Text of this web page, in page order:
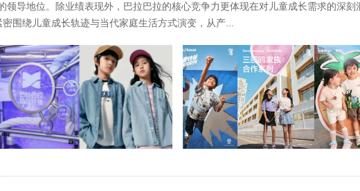
导地位。除业绩表现外，巴拉巴拉的核心竞争力更体现在对儿童成长需求的深刻
围绕儿童成长轨迹与当代家庭生活方式演变，从产...